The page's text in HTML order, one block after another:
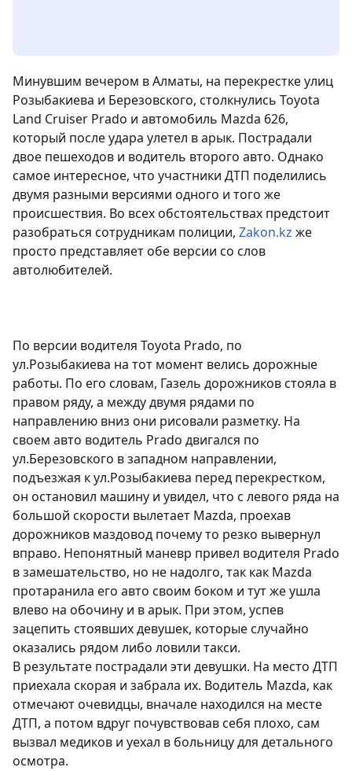
Минувшим вечером в Алматы, на перекрестке улиц
Розыбакиева и Березовского, столкнулись Toyota
Land Cruiser Prado и автомобиль Mazda 626,
который после удара улетел в арык. Пострадали
двое пешеходов и водитель второго авто. Однако
самое интересное, что участники ДТП поделились
двумя разными версиями одного и того же
происшествия. Во всех обстоятельствах предстоит
разобраться сотрудникам полиции, Zakon.kz же
просто представляет обе версии со слов
автолюбителей.
По версии водителя Toyota Prado, по
ул.Розыбакиева на тот момент велись дорожные
работы. По его словам, Газель дорожников стояла в
правом ряду, а между двумя рядами по
направлению вниз они рисовали разметку. На
своем авто водитель Prado двигался по
ул.Березовского в западном направлении,
подъезжая к ул.Розыбакиева перед перекрестком,
он остановил машину и увидел, что с левого ряда на
большой скорости вылетает Mazda, проехав
дорожников маздовод почему то резко вывернул
вправо. Непонятный маневр привел водителя Prado
в замешательство, но не надолго, так как Mazda
протаранила его авто своим боком и тут же ушла
влево на обочину и в арык. При этом, успев
зацепить стоявших девушек, которые случайно
оказались рядом либо ловили такси.
В результате пострадали эти девушки. На место ДТП
приехала скорая и забрала их. Водитель Mazda, как
отмечают очевидцы, вначале находился на месте
ДТП, а потом вдруг почувствовав себя плохо, сам
вызвал медиков и уехал в больницу для детального
осмотра.